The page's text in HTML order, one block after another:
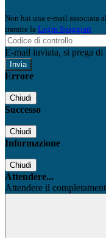
Non hai una e-mail associata
tramite la Login Spaggiari
E-mail inviata, si prega di
Errore
Chiudi
Successo
Chiudi
Informazione
Chiudi
Attendere...
Attendere il